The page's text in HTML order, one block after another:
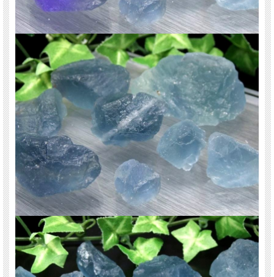
い。
※サイズは目安です。 細かな誤差が出る場合があります。
※粒の大きさは目安です。さざれ石といった特性上、サイズのばらつきはござい
ます。
※さざれの小分け(量り分け)を当社の地元であります愛知県の就労継続支援B型事
業所リーフさんにお願いしています。
様々な社会貢献活動に挑戦していけるよう、天然石さくらコムローズは努力いた
します。今後ともご愛顧くださいますようよろしくお願いします。
関連キーワード
天然石 パワーストーン 海外直輸入 バイヤー厳選 プレゼント ギフト メンズ レデ
ィース 卸し 卸価格 実店舗 ハンドメイド サイズ直し コムローズ comrose